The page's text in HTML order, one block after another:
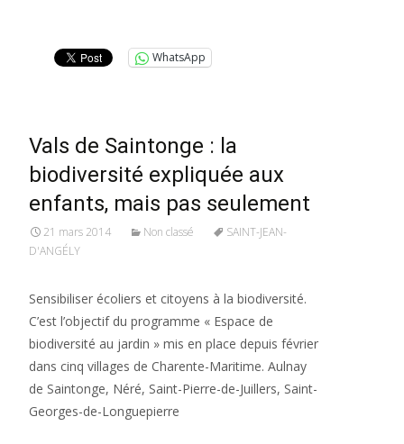
WhatsApp
Vals de Saintonge : la
biodiversité expliquée aux
enfants, mais pas seulement
21 mars 2014 Non classé
SAINT-JEAN-
D'ANGÉLY
Sensibiliser écoliers et citoyens à la biodiversité.
C’est l’objectif du programme « Espace de
biodiversité au jardin » mis en place depuis février
dans cinq villages de Charente-Maritime. Aulnay
de Saintonge, Néré, Saint-Pierre-de-Juillers, Saint-
Georges-de-Longuepierre